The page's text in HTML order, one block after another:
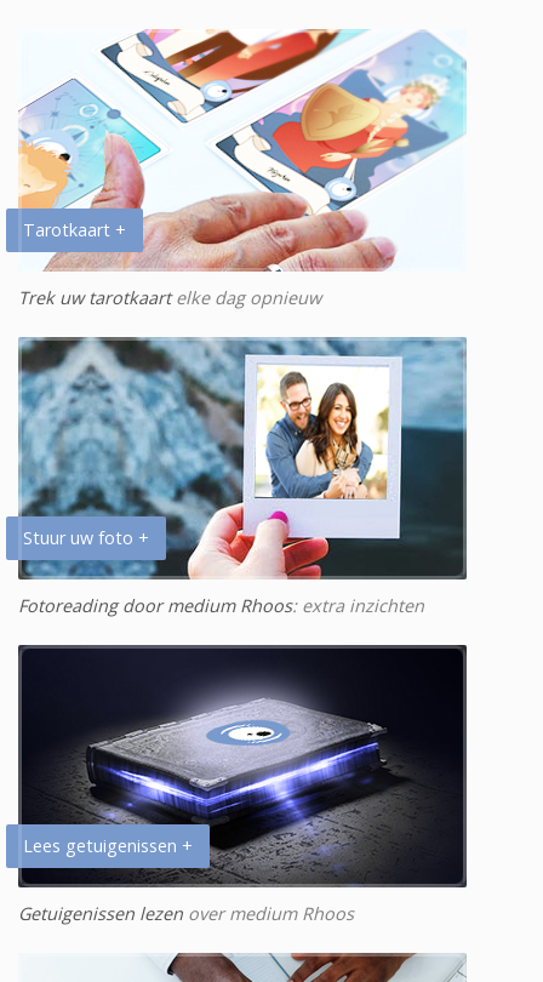
Tarotkaart +
Trek uw tarotkaartelke dag opnieuw
Stuur uw foto +
Fotoreading door medium Rhoos: extra inzichten
Lees getuigenissen +
Getuigenissen lezen over medium Rhoos